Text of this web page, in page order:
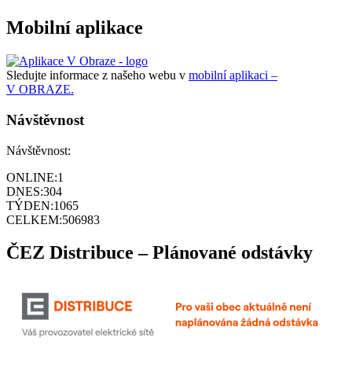
Mobilní aplikace
Sledujte informace z našeho webu v mobilní aplikaci –
V OBRAZE.
Návštěvnost
Návštěvnost:
ONLINE:1
DNES:304
TÝDEN:1065
CELKEM:506983
ČEZ Distribuce – Plánované odstávky